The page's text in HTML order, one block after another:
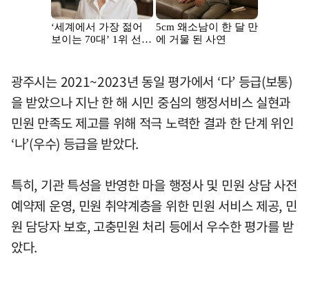
광주시는 2021~2023년 동일 평가에서 ‘다’ 등급(보통)
을 받았으나 지난 한 해 시민 중심의 행정서비스 실현과
민원 만족도 제고를 위해 적극 노력한 결과 한 단계 위인
‘나’(우수) 등급을 받았다.
특히, 기관 특성을 반영한 마을 행정사 및 민원 상담 사전
예약제 운영, 민원 취약계층을 위한 민원 서비스 제공, 민
원 담당자 보호, 고충민원 처리 등에서 우수한 평가를 받
았다.